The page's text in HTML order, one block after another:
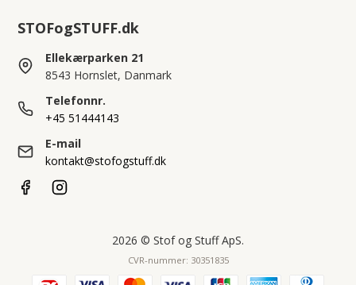
STOFogSTUFF.dk
Ellekærparken 21
8543 Hornslet, Danmark
Telefonnr.
+45 51444143
E-mail
kontakt@stofogstuff.dk
2026 © Stof og Stuff ApS.
CVR-nummer: 30351835